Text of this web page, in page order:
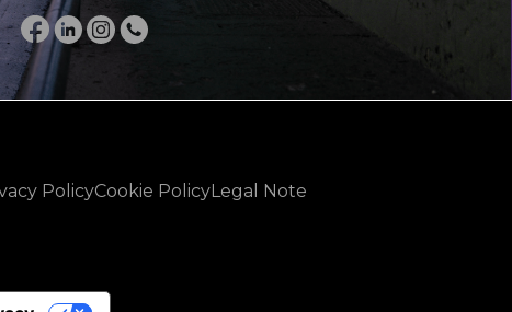
PolicyCookie PolicyLegal Note